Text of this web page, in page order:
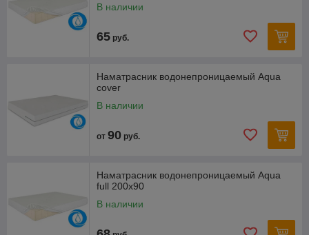
В наличии
65 руб.
Наматрасник водонепроницаемый Aqua
cover
В наличии
от 90 руб.
Наматрасник водонепроницаемый Aqua
full 200х90
В наличии